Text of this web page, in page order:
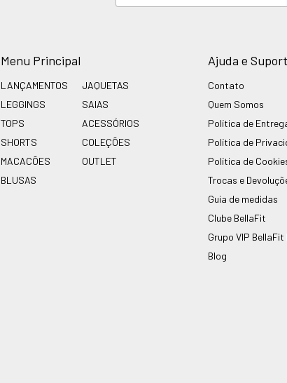
Menu Principal
LANÇAMENTOS
LEGGINGS
TOPS
SHORTS
MACACÕES
BLUSAS
JAQUETAS
SAIAS
ACESSÓRIOS
COLEÇÕES
OUTLET
Ajuda e
Contato
Quem Somos
Política de
Política de
Política de
Trocas e
Guia de medidas
Clube BellaFit
Grupo VIP
Blog